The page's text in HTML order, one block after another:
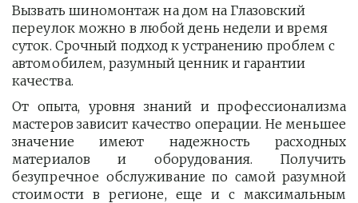
Вызвать шиномонтаж на дом на Глазовский
переулок можно в любой день недели и время
суток. Срочный подход к устранению проблем с
автомобилем, разумный ценник и гарантии
качества.
От опыта, уровня знаний и профессионализма
мастеров зависит качество операции. Не меньшее
значение имеют надежность расходных
материалов и оборудования. Получить
безупречное обслуживание по самой разумной
стоимости в регионе, еще и с максимальным